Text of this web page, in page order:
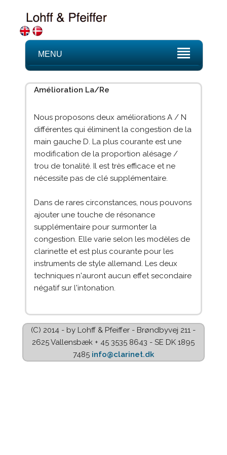
MENU
Amélioration La/Re
Nous proposons deux améliorations A / N
différentes qui éliminent la congestion de la
main gauche D. La plus courante est une
modification de la proportion alésage /
trou de tonalité. Il est très efficace et ne
nécessite pas de clé supplémentaire.
Dans de rares circonstances, nous pouvons
ajouter une touche de résonance
supplémentaire pour surmonter la
congestion. Elle varie selon les modèles de
clarinette et est plus courante pour les
instruments de style allemand. Les deux
techniques n'auront aucun effet secondaire
négatif sur l'intonation.
(C) 2014 - by Lohff & Pfeiffer - Brøndbyvej 211 -
2625 Vallensbæk + 45 3535 8643 - SE DK 1895
7485 info@clarinet.dk